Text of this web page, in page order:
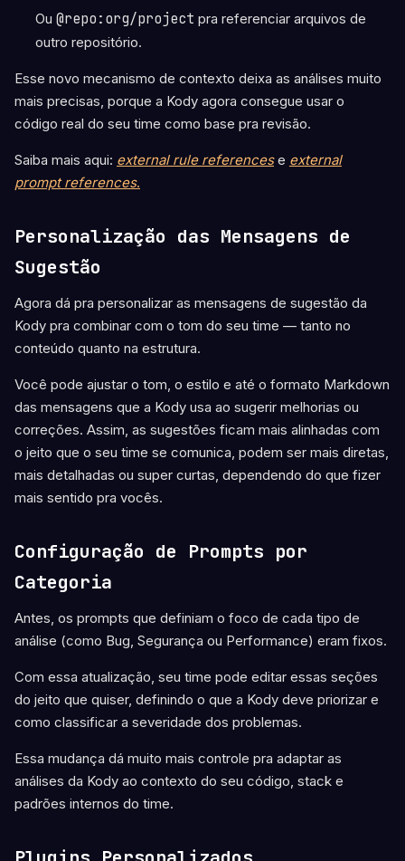
Ou @repo:org/project pra referenciar arquivos de
outro repositório.
Esse novo mecanismo de contexto deixa as análises muito
mais precisas, porque a Kody agora consegue usar o
código real do seu time como base pra revisão.
Saiba mais aqui: external rule referencese external
prompt references.
Personalização das Mensagens de
Sugestão
Agora dá pra personalizar as mensagens de sugestão da
Kody pra combinar com o tom do seu time — tanto no
conteúdo quanto na estrutura.
Você pode ajustar o tom, o estilo e até o formato Markdown
das mensagens que a Kody usa ao sugerir melhorias ou
correções. Assim, as sugestões ficam mais alinhadas com
o jeito que o seu time se comunica, podem ser mais diretas,
mais detalhadas ou super curtas, dependendo do que fizer
mais sentido pra vocês.
Configuração de Prompts por
Categoria
Antes, os prompts que definiam o foco de cada tipo de
análise (como Bug, Segurança ou Performance) eram fixos.
Com essa atualização, seu time pode editar essas seções
do jeito que quiser, definindo o que a Kody deve priorizar e
como classificar a severidade dos problemas.
Essa mudança dá muito mais controle pra adaptar as
análises da Kody ao contexto do seu código, stack e
padrões internos do time.